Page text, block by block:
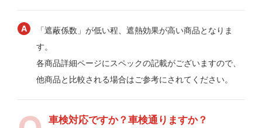
「遮蔽係数」が低い程、遮熱効果が高い商品となりま
す。
各商品詳細ページにスペックの記載がございますので、
他商品と比較される場合はご参考にされてください。
車検対応ですか？車検通りますか？